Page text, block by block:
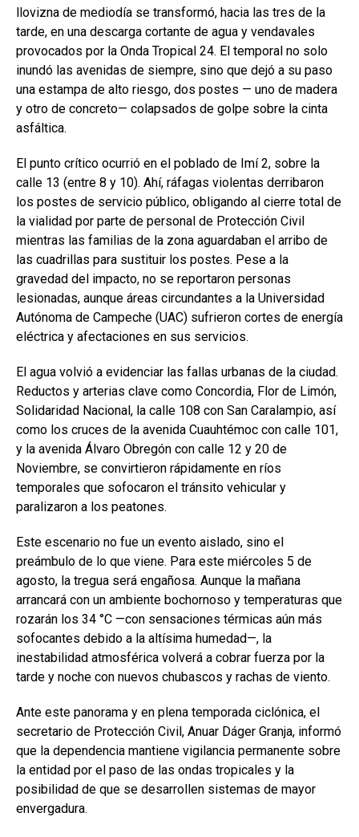
llovizna de mediodía se transformó, hacia las tres de la
tarde, en una descarga cortante de agua y vendavales
provocados por la Onda Tropical 24. El temporal no solo
inundó las avenidas de siempre, sino que dejó a su paso
una estampa de alto riesgo, dos postes — uno de madera
y otro de concreto— colapsados de golpe sobre la cinta
asfáltica.
El punto crítico ocurrió en el poblado de Imí 2, sobre la
calle 13 (entre 8 y 10). Ahí, ráfagas violentas derribaron
los postes de servicio público, obligando al cierre total de
la vialidad por parte de personal de Protección Civil
mientras las familias de la zona aguardaban el arribo de
las cuadrillas para sustituir los postes. Pese a la
gravedad del impacto, no se reportaron personas
lesionadas, aunque áreas circundantes a la Universidad
Autónoma de Campeche (UAC) sufrieron cortes de energía
eléctrica y afectaciones en sus servicios.
El agua volvió a evidenciar las fallas urbanas de la ciudad.
Reductos y arterias clave como Concordia, Flor de Limón,
Solidaridad Nacional, la calle 108 con San Caralampio, así
como los cruces de la avenida Cuauhtémoc con calle 101,
y la avenida Álvaro Obregón con calle 12 y 20 de
Noviembre, se convirtieron rápidamente en ríos
temporales que sofocaron el tránsito vehicular y
paralizaron a los peatones.
Este escenario no fue un evento aislado, sino el
preámbulo de lo que viene. Para este miércoles 5 de
agosto, la tregua será engañosa. Aunque la mañana
arrancará con un ambiente bochornoso y temperaturas que
rozarán los 34 °C —con sensaciones térmicas aún más
sofocantes debido a la altísima humedad—, la
inestabilidad atmosférica volverá a cobrar fuerza por la
tarde y noche con nuevos chubascos y rachas de viento.
Ante este panorama y en plena temporada ciclónica, el
secretario de Protección Civil, Anuar Dáger Granja, informó
que la dependencia mantiene vigilancia permanente sobre
la entidad por el paso de las ondas tropicales y la
posibilidad de que se desarrollen sistemas de mayor
envergadura.